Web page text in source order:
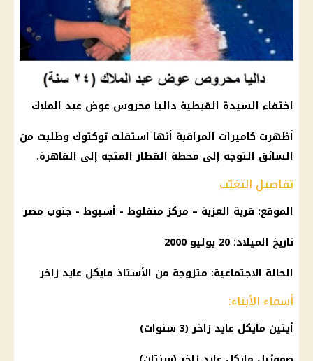
اختفاء السيدة القبطية داليا محروس عوض عبد الملاك
أظهرت كاميرات المراقبة أنها استقلت توكتوك وطلبت من
السائق التوجه إلى محطة القطار المتجه إلى القاهرة.
تفاصيل التغيّب
الموقع: قرية العزية – مركز منفلوط - أسيوط - جنوب مصر
تاريخ الميلاد: 20 يوليو 2000
الحالة الاجتماعية: متزوجة من الأستاذ مايكل عايد زاخر
أسماء الأبناء:
أيتين مايكل عايد زاخر (3 سنوات)